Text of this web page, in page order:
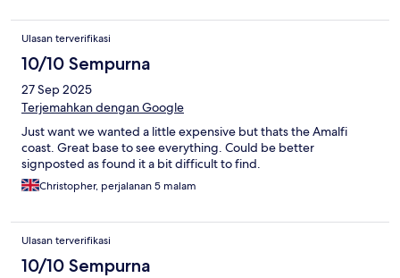
Ulasan terverifikasi
10/10 Sempurna
27 Sep 2025
Terjemahkan dengan Google
Just want we wanted a little expensive but thats the Amalfi
coast. Great base to see everything. Could be better
signposted as found it a bit difficult to find.
Christopher, perjalanan 5 malam
Ulasan terverifikasi
10/10 Sempurna